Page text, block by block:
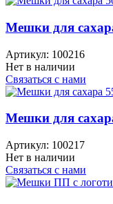
Мешки для
Артикул: 100216
Нет в наличии
Связаться с нами
Мешки для
Артикул: 100217
Нет в наличии
Связаться с нами